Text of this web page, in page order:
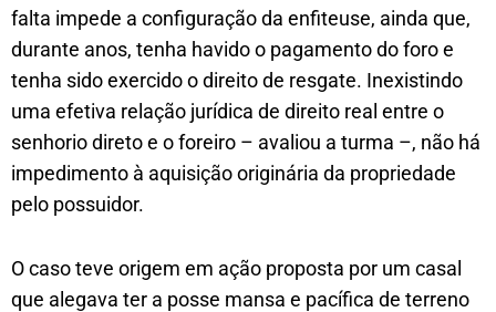
falta impede a configuração da enfiteuse, ainda que,
durante anos, tenha havido o pagamento do foro e
tenha sido exercido o direito de resgate. Inexistindo
uma efetiva relação jurídica de direito real entre o
senhorio direto e o foreiro – avaliou a turma –, não há
impedimento à aquisição originária da propriedade
pelo possuidor.
O caso teve origem em ação proposta por um casal
que alegava ter a posse mansa e pacífica de terreno